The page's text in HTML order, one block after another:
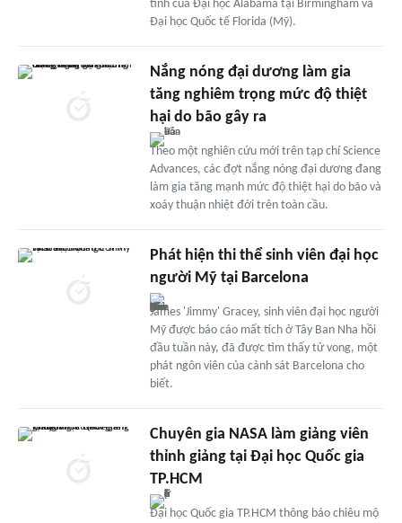
tính của Đại học Alabama tại Birmingham và
Đại học Quốc tế Florida (Mỹ).
Nắng nóng đại dương làm gia
tăng nghiêm trọng mức độ thiệt
hại do bão gây ra
Theo một nghiên cứu mới trên tạp chí Science
Advances, các đợt nắng nóng đại dương đang
làm gia tăng mạnh mức độ thiệt hại do bão và
xoáy thuận nhiệt đới trên toàn cầu.
Phát hiện thi thể sinh viên đại học
người Mỹ tại Barcelona
James 'Jimmy' Gracey, sinh viên đại học người
Mỹ được báo cáo mất tích ở Tây Ban Nha hồi
đầu tuần này, đã được tìm thấy tử vong, một
phát ngôn viên của cảnh sát Barcelona cho
biết.
Chuyên gia NASA làm giảng viên
thỉnh giảng tại Đại học Quốc gia
TP.HCM
Đại học Quốc gia TP.HCM thông báo chiêu mộ